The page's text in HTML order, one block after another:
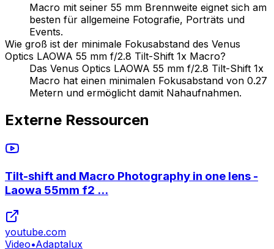
Macro mit seiner 55 mm Brennweite eignet sich am
besten für allgemeine Fotografie, Porträts und
Events.
Wie groß ist der minimale Fokusabstand des Venus
Optics LAOWA 55 mm f/2.8 Tilt-Shift 1x Macro?
Das Venus Optics LAOWA 55 mm f/2.8 Tilt-Shift 1x
Macro hat einen minimalen Fokusabstand von 0.27
Metern und ermöglicht damit Nahaufnahmen.
Externe Ressourcen
Tilt-shift and Macro Photography in one lens -
Laowa 55mm f2 ...
youtube.com
Video•Adaptalux